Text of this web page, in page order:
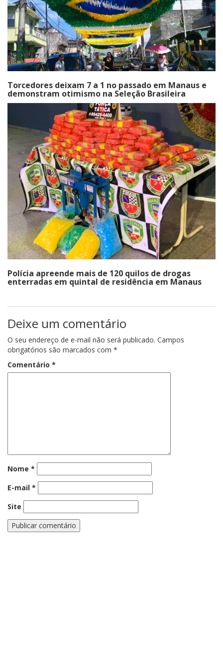
Torcedores deixam 7 a 1 no passado em Manaus e
demonstram otimismo na Seleção Brasileira
Polícia apreende mais de 120 quilos de drogas
enterradas em quintal de residência em Manaus
Deixe um comentário
O seu endereço de e-mail não será publicado. Campos
obrigatórios são marcados com *
Comentário *
Nome *
E-mail *
Site